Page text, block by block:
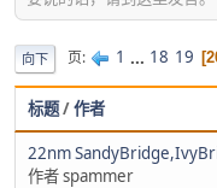
向下 页 1 ... 18 19
标题/作者
22nm
作者 spammer